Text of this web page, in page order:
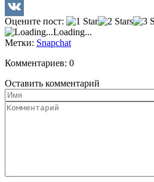
Twitter
VK
Оцените пост:
Loading...
Метки: Snapchat
Комментариев: 0
Оставить комментарий